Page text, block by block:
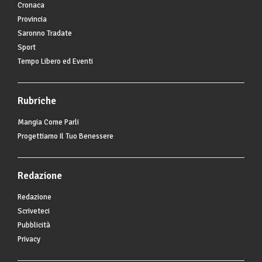
Cronaca
Provincia
Saronno Tradate
Sport
Tempo Libero ed Eventi
Rubriche
Mangia Come Parli
Progettiamo Il Tuo Benessere
Redazione
Redazione
Scriveteci
Pubblicità
Privacy